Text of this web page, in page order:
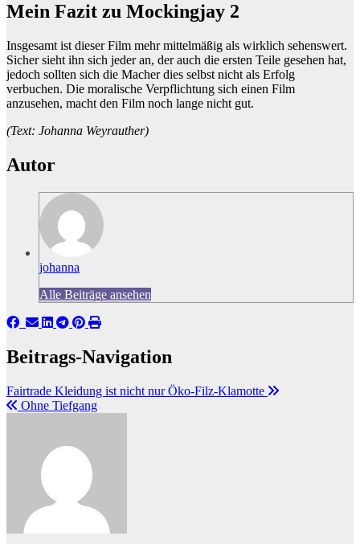
Mein Fazit zu Mockingjay 2
Insgesamt ist dieser Film mehr mittelmäßig als wirklich sehenswert.
Sicher sieht ihn sich jeder an, der auch die ersten Teile gesehen hat,
jedoch sollten sich die Macher dies selbst nicht als Erfolg
verbuchen. Die moralische Verpflichtung sich einen Film
anzusehen, macht den Film noch lange nicht gut.
(Text: Johanna Weyrauther)
Autor
johanna
Alle Beiträge ansehen
Beitrags-Navigation
Fairtrade Kleidung ist nicht nur Öko-Filz-Klamotte
Ohne Tiefgang